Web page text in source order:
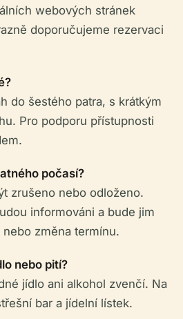
webových stránek
doporučujeme rezervaci
do šestého patra, s krátkým
Pro podporu přístupnosti
počasí?
zrušeno nebo odloženo.
informováni a bude jim
změna termínu.
nebo pití?
jídlo ani alkohol zvenčí. Na
bar a jídelní lístek.